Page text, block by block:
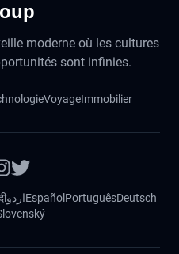
moderne où les cultures
sont infinies.
VoyageImmobilier
اردوEspañol PortuguêsDeutsch